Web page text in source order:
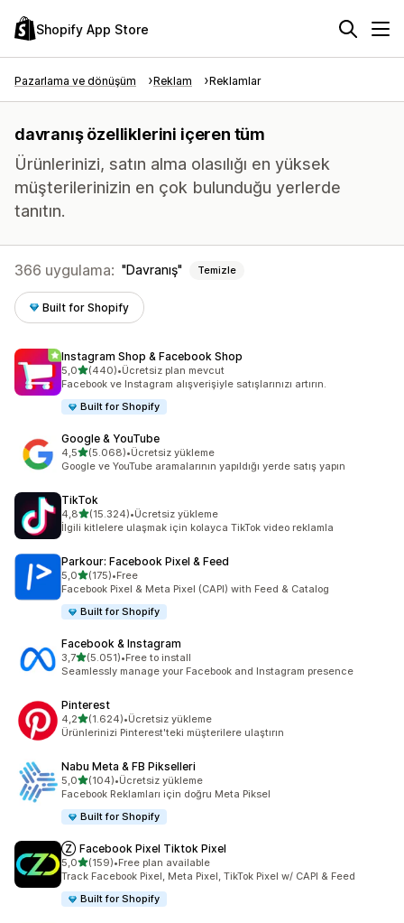
Shopify App Store
Pazarlama ve dönüşüm Reklam Reklamlar
davranış özelliklerini içeren tüm
Ürünlerinizi, satın alma olasılığı en yüksek
müşterilerinizin en çok bulunduğu yerlerde
tanıtın.
366 uygulama: Davranış Temizle
Built for Shopify
Instagram Shop & Facebook Shop
5,05 yıldız üzerinden
(440)
toplam 440 değerlendirme
•Ücretsiz plan mevcut
Facebook ve Instagram alışverişiyle satışlarınızı artırın.
Built for Shopify
Google & YouTube
4,55 yıldız üzerinden
(5.068)
toplam 5068 değerlendirme
•Ücretsiz yükleme
Google ve YouTube aramalarının yapıldığı yerde satış yapın
TikTok
4,85 yıldız üzerinden
(15.324)
toplam 15324 değerlendirme
•Ücretsiz yükleme
İlgili kitlelere ulaşmak için kolayca TikTok video reklamla
Parkour: Facebook Pixel & Feed
5,05 yıldız üzerinden
(175)
toplam 175 değerlendirme
•Free
Facebook Pixel & Meta Pixel (CAPI) with Feed & Catalog
Built for Shopify
Facebook & Instagram
3,75 yıldız üzerinden
(5.051)
toplam 5051 değerlendirme
•Free to install
Seamlessly manage your Facebook and Instagram presence
Pinterest
4,25 yıldız üzerinden
(1.624)
toplam 1624 değerlendirme
•Ücretsiz yükleme
Ürünlerinizi Pinterest'teki müşterilere ulaştırın
Nabu Meta & FB Pikselleri
5,05 yıldız üzerinden
(104)
toplam 104 değerlendirme
•Ücretsiz yükleme
Facebook Reklamları için doğru Meta Piksel
Built for Shopify
Ⓩ Facebook Pixel Tiktok Pixel
5,05 yıldız üzerinden
(159)
toplam 159 değerlendirme
•Free plan available
Track Facebook Pixel, Meta Pixel, TikTok Pixel w/ CAPI & Feed
Built for Shopify